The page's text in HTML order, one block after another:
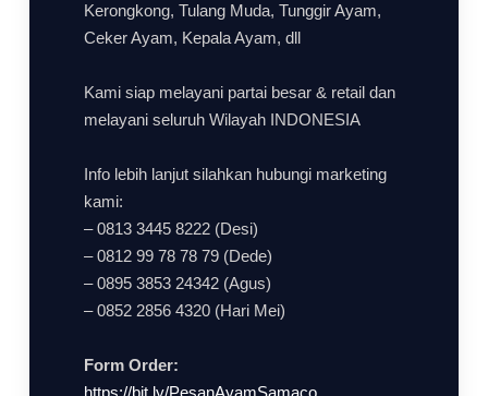
Kerongkong, Tulang Muda, Tunggir Ayam,
Ceker Ayam, Kepala Ayam, dll
Kami siap melayani partai besar & retail dan
melayani seluruh Wilayah INDONESIA
Info lebih lanjut silahkan hubungi marketing
kami:
– 0813 3445 8222 (Desi)
– 0812 99 78 78 79 (Dede)
– 0895 3853 24342 (Agus)
– 0852 2856 4320 (Hari Mei)
Form Order: